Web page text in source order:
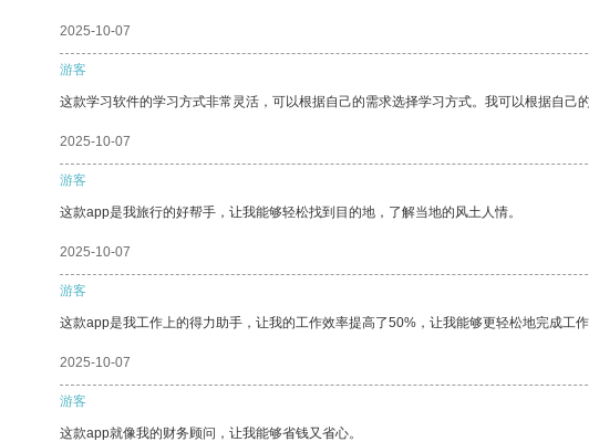
2025-10-07
游客
这款学习软件的学习方式非常灵活，可以根据自己的需求选择学习方式。我可以根据自己
2025-10-07
游客
这款app是我旅行的好帮手，让我能够轻松找到目的地，了解当地的风土人情。
2025-10-07
游客
这款app是我工作上的得力助手，让我的工作效率提高了50%，让我能够更轻松地完成工作
2025-10-07
游客
这款app就像我的财务顾问，让我能够省钱又省心。